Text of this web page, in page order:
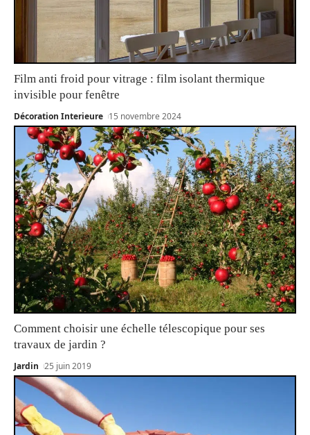
Film anti froid pour vitrage : film isolant thermique
invisible pour fenêtre
Décoration Interieure 15 novembre 2024
Comment choisir une échelle télescopique pour ses
travaux de jardin ?
Jardin 25 juin 2019